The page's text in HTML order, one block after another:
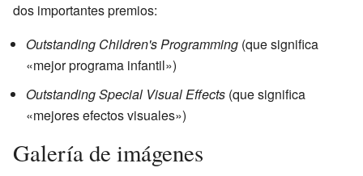
dos importantes premios:
Outstanding Children's Programming (que significa
«mejor programa infantil»)
Outstanding Special Visual Effects (que significa
«mejores efectos visuales»)
Galería de imágenes